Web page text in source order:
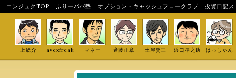
エンジュクTOP ふりーパパ塾 オプション・キャッシュフロークラブ 投資日記ス
上総介 avexfreak マネー 斉藤正章 土屋賢三 浜口準之助 はっしゃん